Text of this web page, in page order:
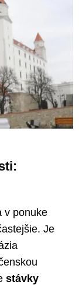
v ponuke
Je
stávky